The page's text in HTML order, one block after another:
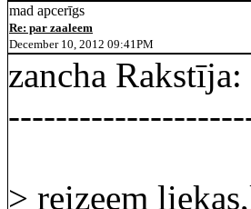
mad apcerīgs
Re: par zaaleem
December 10, 2012 09:41PM
zancha Rakstīja:
> reizeem